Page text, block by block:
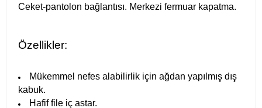
Ceket-pantolon bağlantısı. Merkezi fermuar kapatma.
Özellikler:
Mükemmel nefes alabilirlik için ağdan yapılmış dış
kabuk.
Hafif file iç astar.